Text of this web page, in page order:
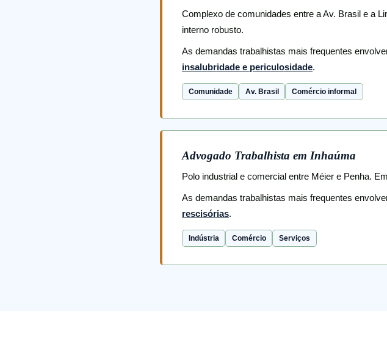
Complexo de comunidades entre a Av. Brasil e a
interno robusto.
As demandas trabalhistas mais frequentes
insalubridade e periculosidade.
Comunidade Av. Brasil Comércio informal
Advogado Trabalhista em Inhaúma
Polo industrial e comercial entre Méier e Penha.
As demandas trabalhistas mais frequentes
rescisórias.
Indústria Comércio Serviços